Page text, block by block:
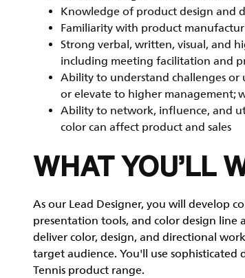
Knowledge of product design and
Familiarity with product
Strong verbal, written, visual, and
including meeting facilitation and
Ability to understand challenges or
or elevate to higher management;
Ability to network, influence, and
color can affect product and sales
WHAT YOU’LL
As our Lead Designer, you will develop
presentation tools, and color design line
deliver color, design, and directional
target audience. You'll use
Tennis product range.